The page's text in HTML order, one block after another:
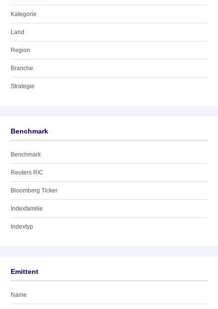
Kategorie
Land
Region
Branche
Strategie
Benchmark
Benchmark
Reuters RIC
Bloomberg Ticker
Indexfamilie
Indextyp
Emittent
Name